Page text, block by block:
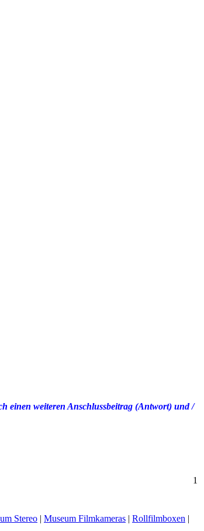
einen weiteren Anschlussbeitrag (Antwort) und /
1
Stereo | Museum Filmkameras | Rollfilmboxen |